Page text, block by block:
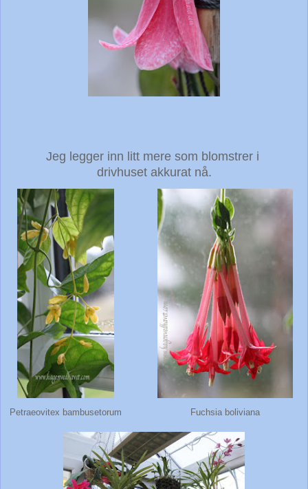
Jeg legger inn litt mere som blomstrer i
drivhuset akkurat nå.
Fuchsia boliviana
Petraeovitex bambusetorum